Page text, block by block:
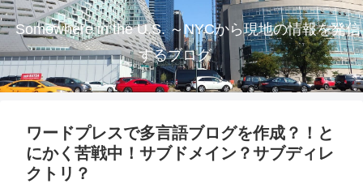
Somewhere in the U.S. ～NYCから現地の情報を発信
するブログ
ワードプレスで多言語ブログを作成？！と
にかく苦戦中！サブドメイン？サブディレ
クトリ？